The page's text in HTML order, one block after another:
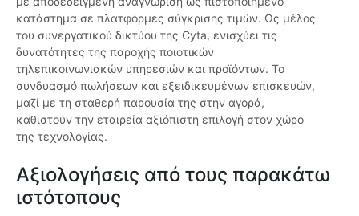
κατάστημα σε πλατφόρμες σύγκρισης τιμών. Ως μέλος
του συνεργατικού δικτύου της Cyta, ενισχύει τις
δυνατότητες της παροχής ποιοτικών
τηλεπικοινωνιακών υπηρεσιών και προϊόντων. Το
συνδυασμό πωλήσεων και εξειδικευμένων επισκευών,
μαζί με τη σταθερή παρουσία της στην αγορά,
καθιστούν την εταιρεία αξιόπιστη επιλογή στον χώρο
της τεχνολογίας.
Αξιολογήσεις από τους παρακάτω
ιστότοπους